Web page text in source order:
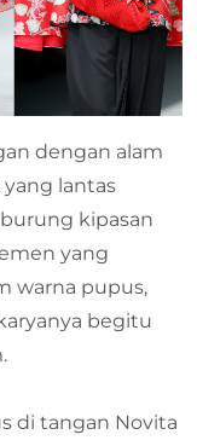
dengan alam
lantas
kipasan
yang
warna pupus,
begitu
di tangan Novita